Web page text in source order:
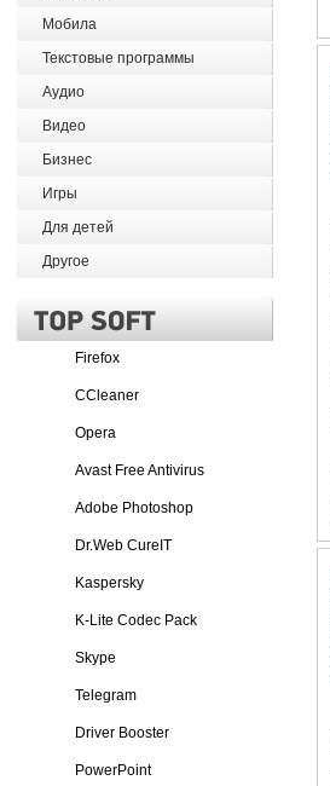
Мобила
Текстовые программы
Аудио
Видео
Бизнес
Игры
Для детей
Другое
Firefox
CCleaner
Opera
Avast Free Antivirus
Adobe Photoshop
Dr.Web CureIT
Kaspersky
K-Lite Codec Pack
Skype
Telegram
Driver Booster
PowerPoint